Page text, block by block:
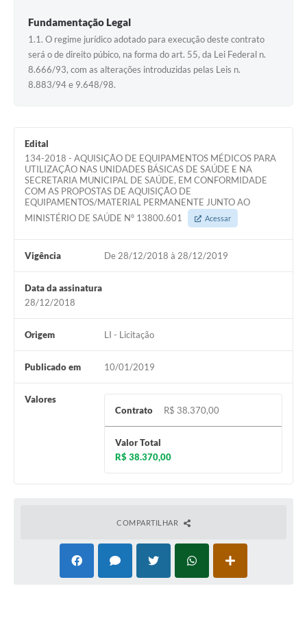
Fundamentação Legal
1.1. O regime jurídico adotado para execução deste contrato
será o de direito púbico, na forma do art. 55, da Lei Federal n.
8.666/93, com as alterações introduzidas pelas Leis n.
8.883/94 e 9.648/98.
Edital
134-2018 - AQUISIÇÃO DE EQUIPAMENTOS MÉDICOS PARA
UTILIZAÇÃO NAS UNIDADES BÁSICAS DE SAÚDE E NA
SECRETARIA MUNICIPAL DE SAÚDE, EM CONFORMIDADE
COM AS PROPOSTAS DE AQUISIÇÃO DE
EQUIPAMENTOS/MATERIAL PERMANENTE JUNTO AO
MINISTÉRIO DE SAÚDE Nº 13800.601
Acessar
Vigência De 28/12/2018 à 28/12/2019
Data da assinatura
28/12/2018
Origem LI - Licitação
Publicado em 10/01/2019
Valores
Contrato
R$ 38.370,00
Valor Total
R$ 38.370,00
COMPARTILHAR